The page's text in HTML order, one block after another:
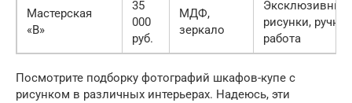
Мастерская
«В»
35
000
руб.
МДФ,
зеркало
Эксклюзивные
рисунки, ручная
работа
Посмотрите подборку фотографий шкафов-купе с
рисунком в различных интерьерах. Надеюсь, эти